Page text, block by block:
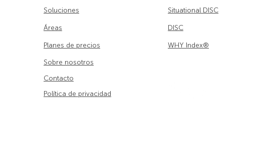
Soluciones
Áreas
Planes de precios
Sobre nosotros
Contacto
Política de privacidad
Situational DISC
DISC
WHY Index®